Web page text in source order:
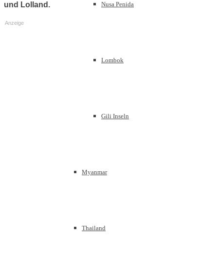
Nusa Penida
Lombok
Gili Inseln
Myanmar
Thailand
und Lolland.
Anzeige